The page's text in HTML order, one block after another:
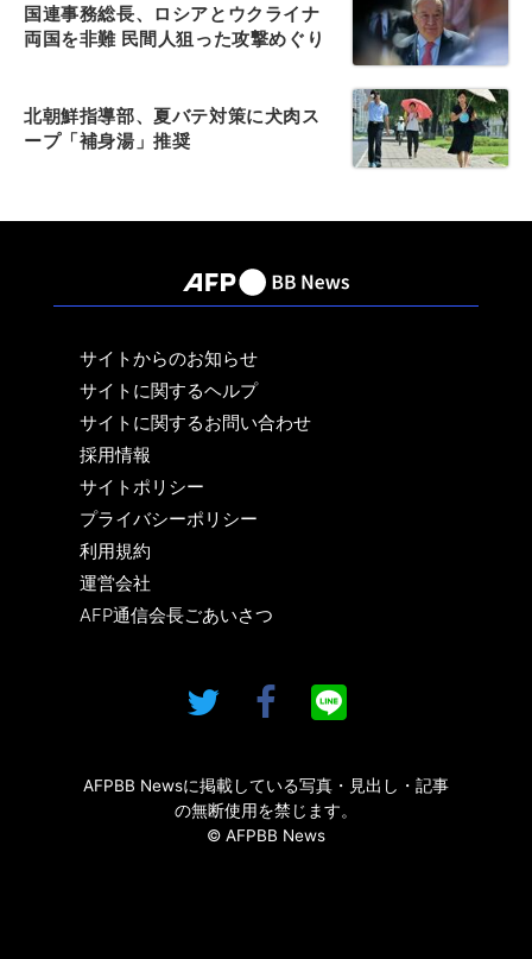
国連事務総長、ロシアとウクライナ
両国を非難 民間人狙った攻撃めぐり
北朝鮮指導部、夏バテ対策に犬肉ス
ープ「補身湯」推奨
サイトからのお知らせ
サイトに関するヘルプ
サイトに関するお問い合わせ
採用情報
サイトポリシー
プライバシーポリシー
利用規約
運営会社
AFP通信会長ごあいさつ
AFPBB Newsに掲載している写真・見出し・記事
の無断使用を禁じます。
© AFPBB News